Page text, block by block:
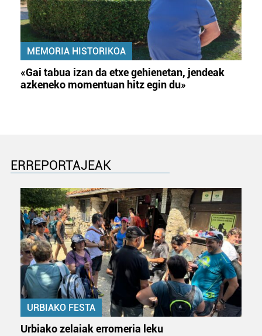
MEMORIA HISTORIKOA
«Gai tabua izan da etxe gehienetan, jendeak
azkeneko momentuan hitz egin du»
ERREPORTAJEAK
URBIAKO FESTA
Urbiako zelaiak erromeria leku